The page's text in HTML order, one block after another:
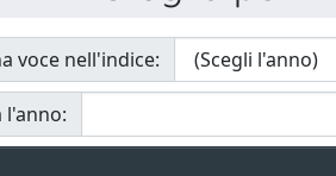
voce nell'indice:
l'anno: